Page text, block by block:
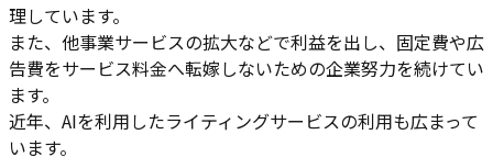
理しています。
また、他事業サービスの拡大などで利益を出し、固定費や広
告費をサービス料金へ転嫁しないための企業努力を続けてい
ます。
近年、AIを利用したライティングサービスの利用も広まって
います。